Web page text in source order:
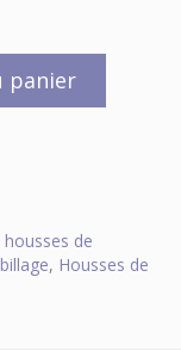
panier
housses de
, Housses de